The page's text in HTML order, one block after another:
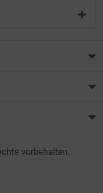
vorbehalten.